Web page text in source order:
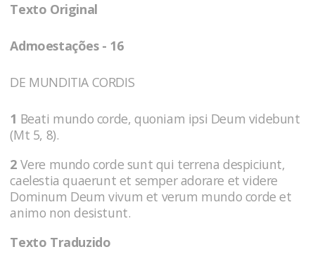
Texto Original
Admoestações - 16
DE MUNDITIA CORDIS
1 Beati mundo corde, quoniam ipsi Deum videbunt
(Mt 5, 8).
2 Vere mundo corde sunt qui terrena despiciunt,
caelestia quaerunt et semper adorare et videre
Dominum Deum vivum et verum mundo corde et
animo non desistunt.
Texto Traduzido